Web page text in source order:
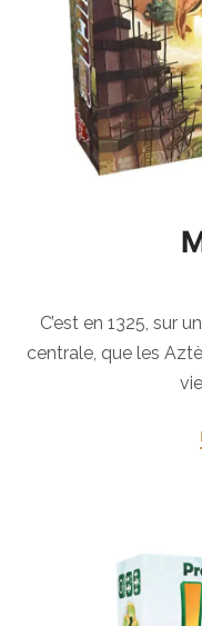
C’est en 1325, sur
centrale, que les